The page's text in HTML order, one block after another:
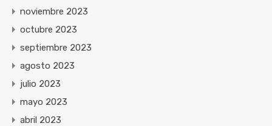
noviembre 2023
octubre 2023
septiembre 2023
agosto 2023
julio 2023
mayo 2023
abril 2023